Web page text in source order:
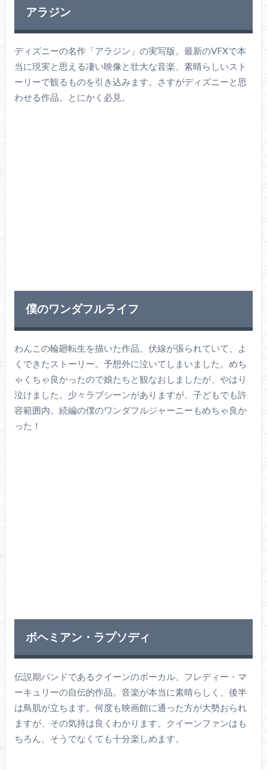
アラジン
ディズニーの名作「アラジン」の実写版。最新のVFXで本
当に現実と思える凄い映像と壮大な音楽、素晴らしいスト
ーリーで観るものを引き込みます。さすがディズニーと思
わせる作品。とにかく必見。
僕のワンダフルライフ
わんこの輪廻転生を描いた作品。伏線が張られていて、よ
くできたストーリー。予想外に泣いてしまいました。めち
ゃくちゃ良かったので娘たちと観なおしましたが、やはり
泣けました。少々ラブシーンがありますが、子どもでも許
容範囲内。続編の僕のワンダフルジャーニーもめちゃ良か
った！
ボヘミアン・ラプソディ
伝説期バンドであるクイーンのボーカル、フレディー・マ
ーキュリーの自伝的作品。音楽が本当に素晴らしく、後半
は鳥肌が立ちます。何度も映画館に通った方が大勢おられ
ますが、その気持は良くわかります。クイーンファンはも
ちろん、そうでなくても十分楽しめます。